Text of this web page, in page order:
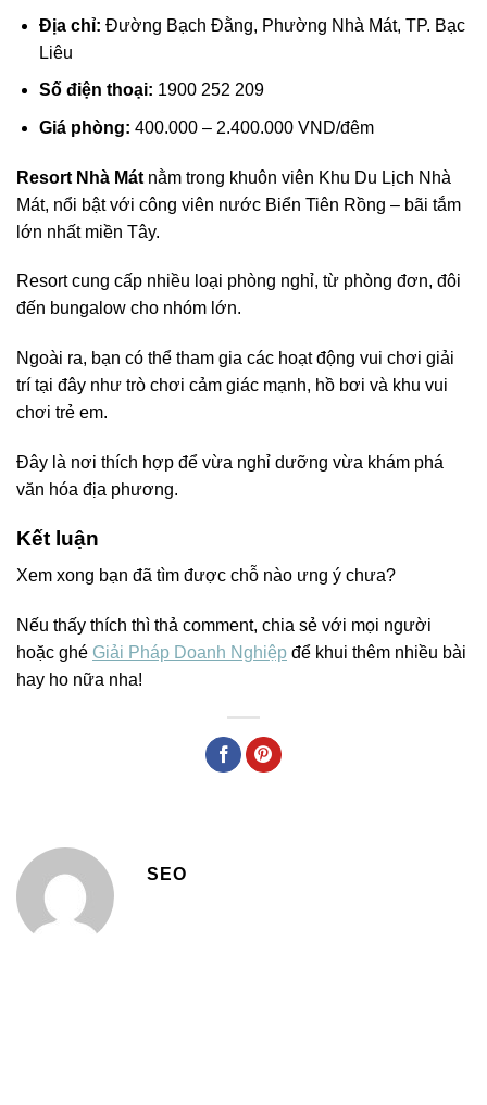
Địa chỉ: Đường Bạch Đằng, Phường Nhà Mát, TP. Bạc
Liêu
Số điện thoại: 1900 252 209
Giá phòng: 400.000 – 2.400.000 VND/đêm
Resort Nhà Mát nằm trong khuôn viên Khu Du Lịch Nhà
Mát, nổi bật với công viên nước Biển Tiên Rồng – bãi tắm
lớn nhất miền Tây.
Resort cung cấp nhiều loại phòng nghỉ, từ phòng đơn, đôi
đến bungalow cho nhóm lớn.
Ngoài ra, bạn có thể tham gia các hoạt động vui chơi giải
trí tại đây như trò chơi cảm giác mạnh, hồ bơi và khu vui
chơi trẻ em.
Đây là nơi thích hợp để vừa nghỉ dưỡng vừa khám phá
văn hóa địa phương.
Kết luận
Xem xong bạn đã tìm được chỗ nào ưng ý chưa?
Nếu thấy thích thì thả comment, chia sẻ với mọi người
hoặc ghé Giải Pháp Doanh Nghiệp để khui thêm nhiều bài
hay ho nữa nha!
SEO